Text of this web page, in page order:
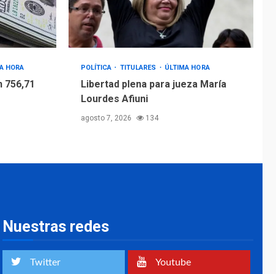
HORA
756,71
POLÍTICA TITULARES ÚLTIMA HORA
Libertad plena para jueza María
Lourdes Afiuni
agosto 7, 2026 134
Nuestras redes
Twitter Youtube